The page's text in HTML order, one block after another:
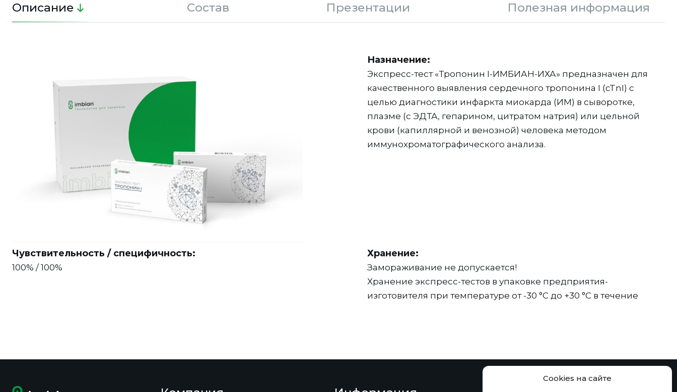
Cookies на сайте
Описание Состав Презентации Полезная информация
Назначение:
Экспресс-тест «Тропонин I-ИМБИАН-ИХА» предназначен для
качественного выявления сердечного тропонина I (cTnI) с
целью диагностики инфаркта миокарда (ИМ) в сыворотке,
плазме (с ЭДТА, гепарином, цитратом натрия) или цельной
крови (капиллярной и венозной) человека методом
иммунохроматографического анализа.
Чувствительность / специфичность:
100% / 100%
Хранение:
Замораживание не допускается!
Хранение экспресс-тестов в упаковке предприятия-
изготовителя при температуре от -30 °С до +30 °С в течение